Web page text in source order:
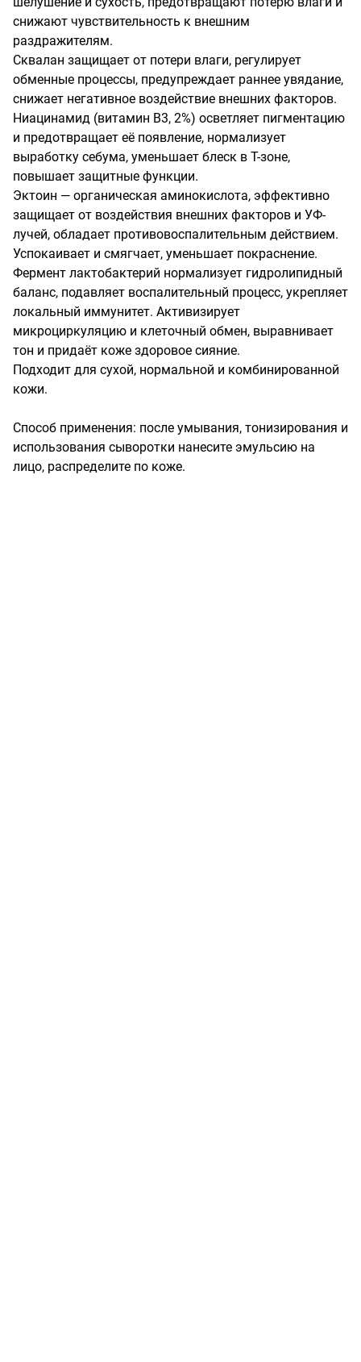
снижают чувствительность к внешним
раздражителям.
Сквалан защищает от потери влаги, регулирует
обменные процессы, предупреждает раннее увядание,
снижает негативное воздействие внешних факторов.
Ниацинамид (витамин В3, 2%) осветляет пигментацию
и предотвращает её появление, нормализует
выработку себума, уменьшает блеск в Т-зоне,
повышает защитные функции.
Эктоин — органическая аминокислота, эффективно
защищает от воздействия внешних факторов и УФ-
лучей, обладает противовоспалительным действием.
Успокаивает и смягчает, уменьшает покраснение.
Фермент лактобактерий нормализует гидролипидный
баланс, подавляет воспалительный процесс, укрепляет
локальный иммунитет. Активизирует
микроциркуляцию и клеточный обмен, выравнивает
тон и придаёт коже здоровое сияние.
Подходит для сухой, нормальной и комбинированной
кожи.
Способ применения: после умывания, тонизирования и
использования сыворотки нанесите эмульсию на
лицо, распределите по коже.